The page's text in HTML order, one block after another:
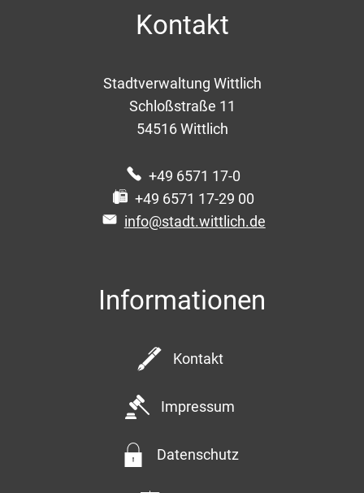
Kontakt
Stadtverwaltung Wittlich
Schloßstraße 11
54516 Wittlich
+49 6571 17-0
+49 6571 17-29 00
info@stadt.wittlich.de
Informationen
Kontakt
Impressum
Datenschutz